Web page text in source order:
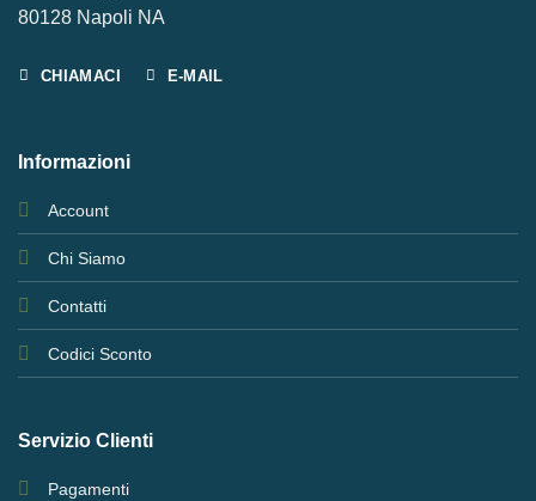
80128 Napoli NA
CHIAMACI E-MAIL
Informazioni
Account
Chi Siamo
Contatti
Codici Sconto
Servizio Clienti
Pagamenti